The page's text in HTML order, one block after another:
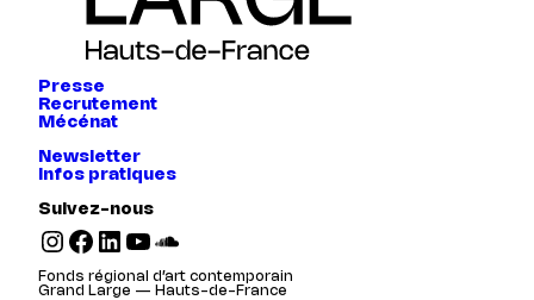
Presse
Recrutement
Mécénat
Newsletter
Infos pratiques
Suivez-nous
Instagram Facebook LinkedIn YouTube SoundCloud
Fonds régional d’art contemporain
Grand Large — Hauts-de-France